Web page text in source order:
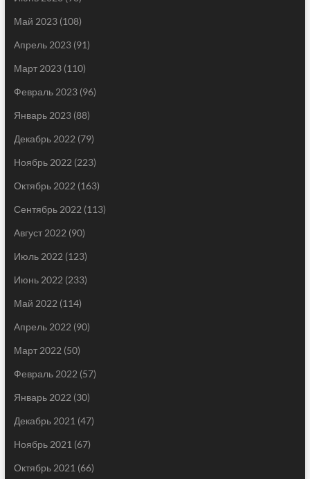
Май 2023(108)
Апрель 2023(91)
Март 2023(110)
Февраль 2023(96)
Январь 2023(88)
Декабрь 2022 (79)
Ноябрь 2022 (223)
Октябрь 2022 (163)
Сентябрь 2022 (113)
Август 2022 (90)
Июль 2022 (123)
Июнь 2022 (233)
Май 2022 (114)
Апрель 2022 (90)
Март 2022 (50)
Февраль 2022 (57)
Январь 2022 (30)
Декабрь 2021 (47)
Ноябрь 2021 (67)
Октябрь 2021 (66)